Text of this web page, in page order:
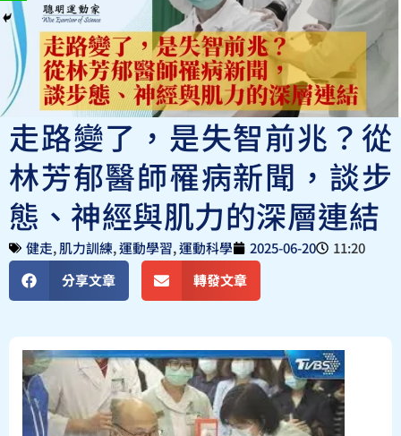
走路變了，是失智前兆？從
林芳郁醫師罹病新聞，談步
態、神經與肌力的深層連結
健走,肌力訓練,運動學習,運動科學 2025-06-20
11:20
分享文章
轉發文章